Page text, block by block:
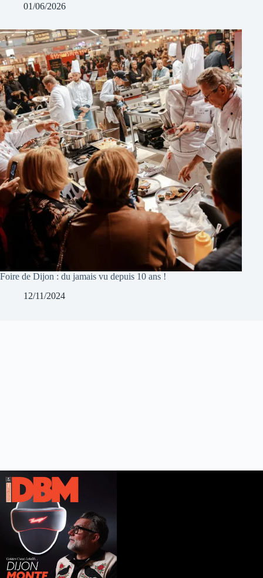
01/06/2026
Foire de Dijon : du jamais vu depuis 10 ans !
12/11/2024